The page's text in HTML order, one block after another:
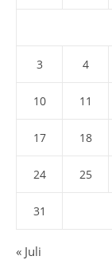
3 4
10 11
17 18
24 25
31
« Juli